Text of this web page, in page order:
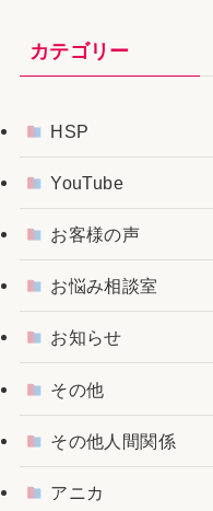
カテゴリー
HSP
YouTube
お客様の声
お悩み相談室
お知らせ
その他
その他人間関係
アニカ